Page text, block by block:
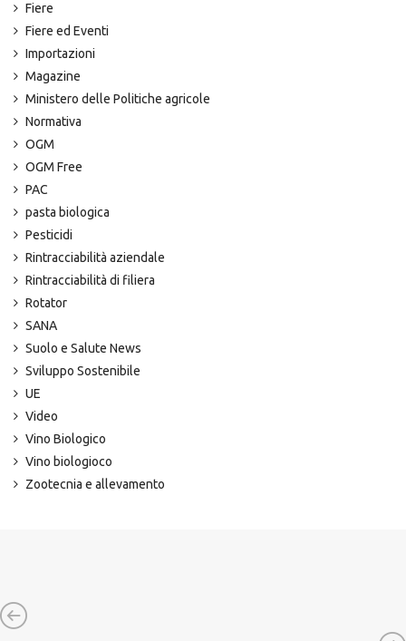
Fiere
Fiere ed Eventi
Importazioni
Magazine
Ministero delle Politiche agricole
Normativa
OGM
OGM Free
PAC
pasta biologica
Pesticidi
Rintracciabilità aziendale
Rintracciabilità di filiera
Rotator
SANA
Suolo e Salute News
Sviluppo Sostenibile
UE
Video
Vino Biologico
Vino biologioco
Zootecnia e allevamento